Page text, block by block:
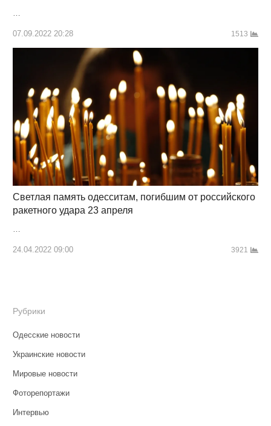
07.09.2022 20:28 1513
Светлая память одесситам, погибшим от российского
ракетного удара 23 апреля
…
24.04.2022 09:00 3921
Рубрики
Одесские новости
Украинские новости
Мировые новости
Фоторепортажи
Интервью